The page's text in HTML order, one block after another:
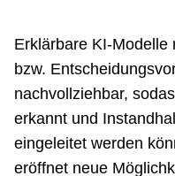
Erklärbare KI-Modelle
bzw.
nachvollziehbar,
erkannt und
eingeleitet werden
eröffnet neue